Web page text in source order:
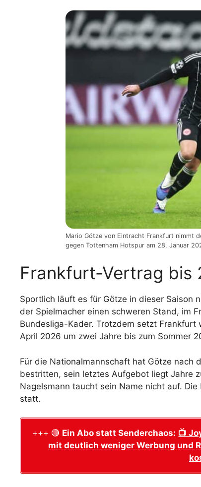
Mario Götze von Eintracht Frankfurt nimmt
gegen Tottenham Hotspur am 28. Januar
Frankfurt-Vertrag bis
Sportlich läuft es für Götze in dieser Saison
der Spielmacher einen schweren Stand, im
Bundesliga-Kader. Trotzdem setzt
April 2026 um zwei Jahre bis zum Sommer
Für die Nationalmannschaft hat Götze nach
bestritten, sein letztes Aufgebot liegt Jahre
Nagelsmann taucht sein Name nicht auf.
statt.
+++ 🔴 Ein Abo statt Senderchaos: 📺
mit deutlich weniger Werbung und